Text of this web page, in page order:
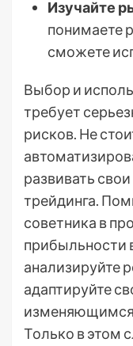
Изучайте
понимаете
сможете
Выбор и
требует
рисков. Не
развивать
трейдинга.
советника в
прибыльности
анализируйте
адаптируйте
Только в этом